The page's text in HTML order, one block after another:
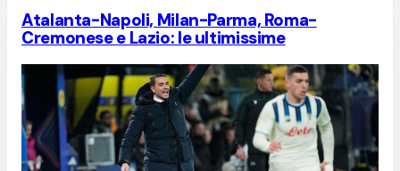
Atalanta-Napoli, Milan-Parma, Roma-
Cremonese e Lazio: le ultimissime